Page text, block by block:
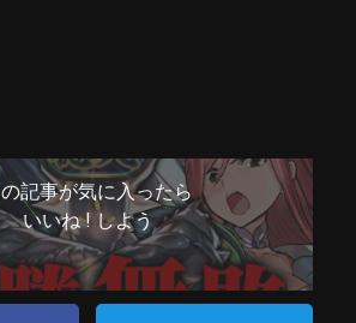
記事が気に入ったら
いいね ! しよう